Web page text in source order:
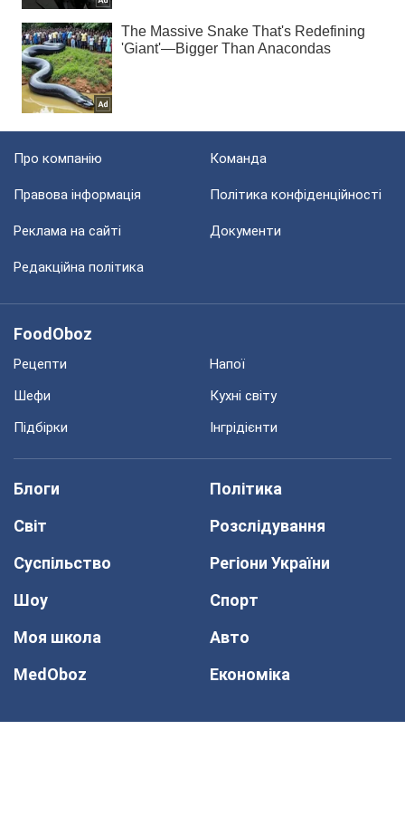
Про компанію Команда
Правова інформація Політика конфіденційності
Реклама на сайті Документи
Редакційна політика
FoodOboz
Рецепти
Напої
Шефи
Кухні світу
Підбірки
Інгрідієнти
Блоги
Політика
Світ
Розслідування
Суспільство
Регіони України
Шоу
Спорт
Моя школа
Авто
MedOboz
Економіка